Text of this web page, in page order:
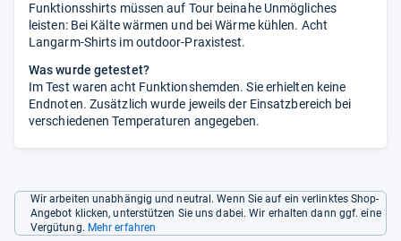
Funktionsshirts müssen auf Tour beinahe Unmögliches
leisten: Bei Kälte wärmen und bei Wärme kühlen. Acht
Langarm-Shirts im outdoor-Praxistest.
Was wurde getestet?
Im Test waren acht Funktionshemden. Sie erhielten keine
Endnoten. Zusätzlich wurde jeweils der Einsatzbereich bei
verschiedenen Temperaturen angegeben.
Wir arbeiten unabhängig und neutral. Wenn Sie auf ein verlinktes Shop-
Angebot klicken, unterstützen Sie uns dabei. Wir erhalten dann ggf. eine
Vergütung. Mehr erfahren